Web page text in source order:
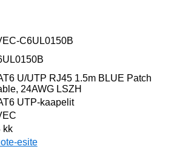
C6UL0150B
U/UTP RJ45 1.5m BLUE Patch
24AWG LSZH
UTP-kaapelit
kk
esite